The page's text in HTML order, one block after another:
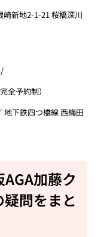
新地2-1-21 桜橋深川
全予約制）
地下鉄四つ橋線 西梅田
加藤ク
問をまと